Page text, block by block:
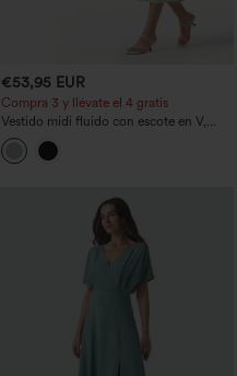
€53,95 EUR
Compra 3 y llévate el 4 gratis
Vestido midi fluido con escote en V,
mangas cortas, lazo en la espalda,
mezcla de lino, con bolsillos